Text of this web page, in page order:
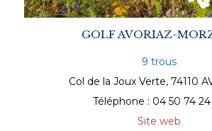
GOLF AVORIAZ-
9 trous
Col de la Joux Verte, 74110
Téléphone : 04 50 74 24
Site web